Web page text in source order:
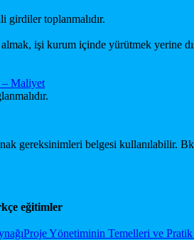
girdiler toplanmalıdır.
işi kurum içinde yürütmek yerine
– Maliyet
gereksinimleri belgesi kullanılabilir.
eğitimler
Proje Yönetiminin Temelleri ve Pratik